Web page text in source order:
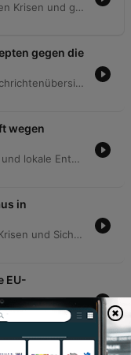
Diese Episode beleuchtet die tiefgreifenden Krisen und geopolitischen Verschiebungen unserer Zeit. Im Fokus stehen die wirtschaftliche Krise der deutschen Automobilindustrie sowie neue internationale Allianzen, wie das Verteidigungsbündnis zwischen der Türkei, Saudi-Arabien und Pakistan. Darüber hinaus werden politische Entwicklungen in der Schweiz, Kolumbien und Südkorea analysiert. Die Sendung behandelt zudem aktuelle Nachrichten aus Thailand, archäologische Funde in Lausanne sowie die Auswirkungen von Hitze auf die Schweizer Viehwirtschaft.
gegen die
Diese Episode bietet eine umfassende Nachrichtenübersicht zu aktuellen internationalen und nationalen Themen. Behandelt werden politische Forderungen gegen die Hitze in der Schweiz, die Aufhebung des Schutzstatus für Haitianer in den USA sowie Chinas Strategie der juristischen Kriegsführung gegenüber Taiwan. Zudem analysiert die Sendung die zunehmende fremdenfeindliche Gewalt und die Flüchtlingskrise in Südafrika. Ein weiterer Schwerpunkt liegt auf der politischen Theologie von Peter Thiel und der Frage, wie religiöse Begriffe und technologische Macht zur gesellschaftlichen Spaltung beitragen können.
wegen
Diese Episode beleuchtet aktuelle globale und lokale Entwicklungen. Themen sind die Anpassung der Schweizer Landwirtschaft an den Hitzesommer durch Zollsenkungen bei Futtermitteln sowie die Herausforderungen für die Alpkäseproduktion durch steigende Temperaturen. Zudem werden internationale Kriminalität durch neue Kokain-Handelsrouten über Westafrika, Drohnenvorfälle am Flughafen Leipzig und politische Entwicklungen in der Ukraine und im Iran thematisiert. Des Weiteren werden die wirtschaftlichen Auswirkungen von US-Zöllen auf den Generika-Hersteller Zendon sowie die mögliche Fusion der Commerzbank mit der Unicredit analysiert. Abschliessend wird die historische Bedeutung des Kantons Aargau als Zentrum der Schweizer Möbelindustrie beleuchtet.
in
Diese Episode behandelt aktuelle globale Krisen und Sicherheitsfragen, beginnend mit einem massiven Hackerangriff auf ein Finanzregister in Liechtenstein sowie Cyberangriffen auf RUAG und das Bundesamt für Informatik. Zudem werden die politischen Reaktionen der Schengen-Staaten auf die Migrationskrise in Ceuta und die Bedeutung europäischer Grenzsicherung thematisiert. Darüber hinaus beleuchtet der Podcast politische Dynamiken im Umfeld von Donald Trump, die Auswirkungen steigender Preise im Schweizer ÖV sowie wissenschaftliche Erkenntnisse zur gesundheitlichen Belastung durch Hitzewellen und deren Auswirkungen auf die Übersterblichkeit.
EU-
Diese Episode von Echo der Zeit behandelt eine Vielzahl aktueller Themen, von der Neuentfachung der EU-Migrationsdebatte durch Vorfälle in Ceuta bis hin zu einem neuen Rindervirus in der Schweiz. Zudem werden Finanznachrichten zur UBS und Sando sowie ein Legionellen-Ausbruch in Basel thematisiert. Darüber hinaus beleuchtet die Folge den Einsatz Schweizer Feuerwehrleute bei Waldbränden in Frankreich, die zunehmende Verflechtung globaler Konflikte zwischen der Ukraine und dem Iran sowie die prekäre finanzielle Lage der palästinensischen Autonomiebehörde.